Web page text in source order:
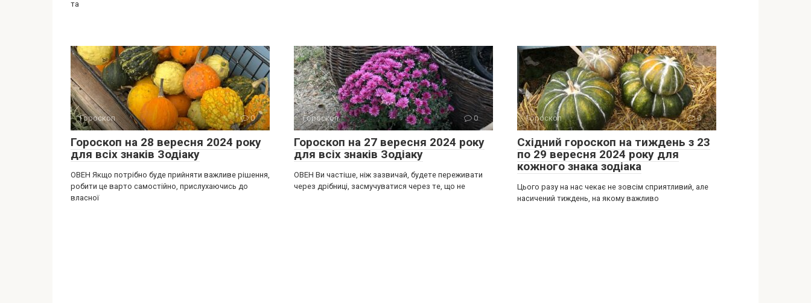
та
Гороскоп 0
Гороскоп на 28 вересня 2024 року
для всіх знаків Зодіаку
ОВЕН Якщо потрібно буде прийняти важливе рішення,
робити це варто самостійно, прислухаючись до
власної
Гороскоп 0
Гороскоп на 27 вересня 2024 року
для всіх знаків Зодіаку
ОВЕН Ви частіше, ніж зазвичай, будете переживати
через дрібниці, засмучуватися через те, що не
Гороскоп 0
Східний гороскоп на тиждень з 23
по 29 вересня 2024 року для
кожного знака зодіака
Цього разу на нас чекає не зовсім сприятливий, але
насичений тиждень, на якому важливо